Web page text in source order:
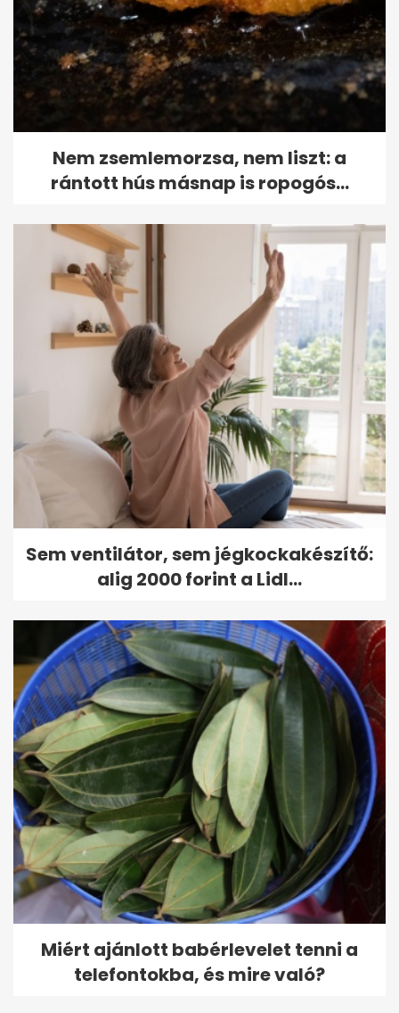
Nem zsemlemorzsa, nem liszt: a
rántott hús másnap is ropogós...
Sem ventilátor, sem jégkockakészítő:
alig 2000 forint a Lidl...
Miért ajánlott babérlevelet tenni a
telefontokba, és mire való?